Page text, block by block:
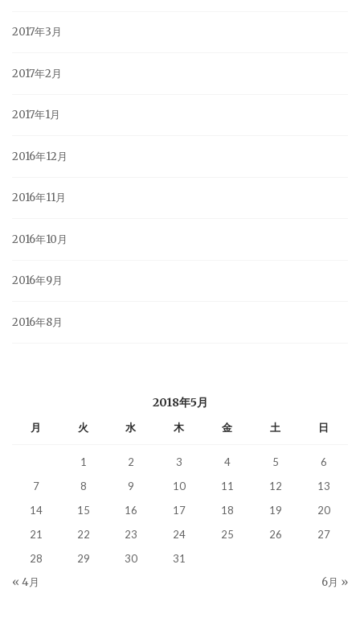
2017年3月
2017年2月
2017年1月
2016年12月
2016年11月
2016年10月
2016年9月
2016年8月
2018年5月
月 火 水 木 金 土 日
1 2 3 4 5
6
7
8 9 10 11 12
13
14
15 16 17 18 19
20
21
22 23 24 25 26
27
28
29 30 31
« 4月 6月 »